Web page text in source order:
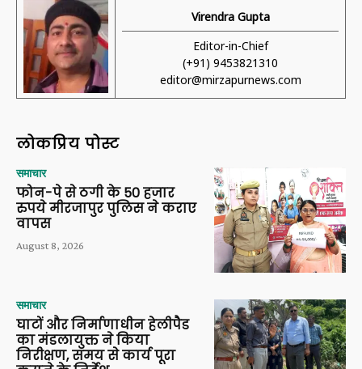
Virendra Gupta
Editor-in-Chief
(+91) 9453821310
editor@mirzapurnews.com
लोकप्रिय पोस्ट
समाचार
फोन-पे से ठगी के 50 हजार
रुपये मीरजापुर पुलिस ने कराए
वापस
August 8, 2026
समाचार
घाटों और निर्माणाधीन हेलीपैड
का मंडलायुक्त ने किया
निरीक्षण, समय से कार्य पूरा